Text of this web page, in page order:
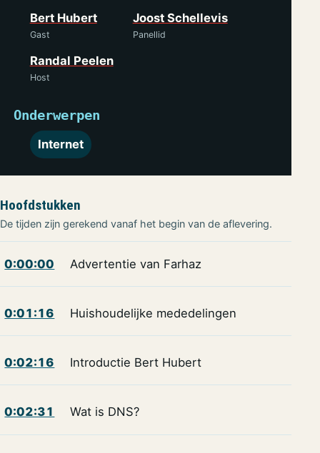
Bert Hubert
Gast
Joost Schellevis
Panellid
Randal Peelen
Host
Onderwerpen
Internet
Hoofdstukken
De tijden zijn gerekend vanaf het begin van de aflevering.
0:00:00 Advertentie van Farhaz
0:01:16 Huishoudelijke mededelingen
0:02:16 Introductie Bert Hubert
0:02:31 Wat is DNS?